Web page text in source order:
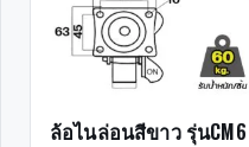
ล้อไนล่อนสีขาว รุ่น